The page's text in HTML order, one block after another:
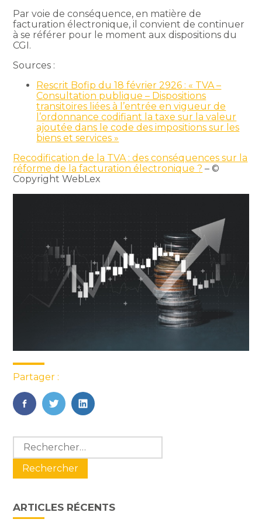
Par voie de conséquence, en matière de
facturation électronique, il convient de continuer
à se référer pour le moment aux dispositions du
CGI.
Sources :
Rescrit Bofip du 18 février 2926 : « TVA –
Consultation publique – Dispositions
transitoires liées à l’entrée en vigueur de
l’ordonnance codifiant la taxe sur la valeur
ajoutée dans le code des impositions sur les
biens et services »
Recodification de la TVA : des conséquences sur la
réforme de la facturation électronique ? – ©
Copyright WebLex
Partager :
FaceBook
TwitterLinkedIn
Blog
sidebar
Rechercher :
ARTICLES RÉCENTS